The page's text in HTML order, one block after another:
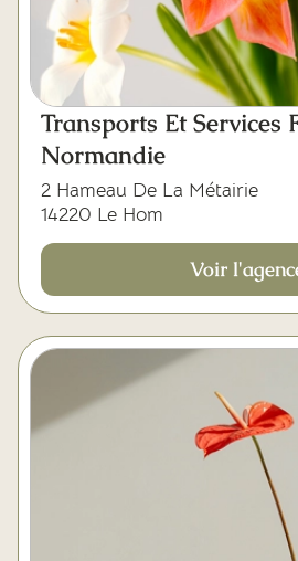
Transports Et Services
Normandie
2 Hameau De La Métairie
14220 Le Hom
Voir